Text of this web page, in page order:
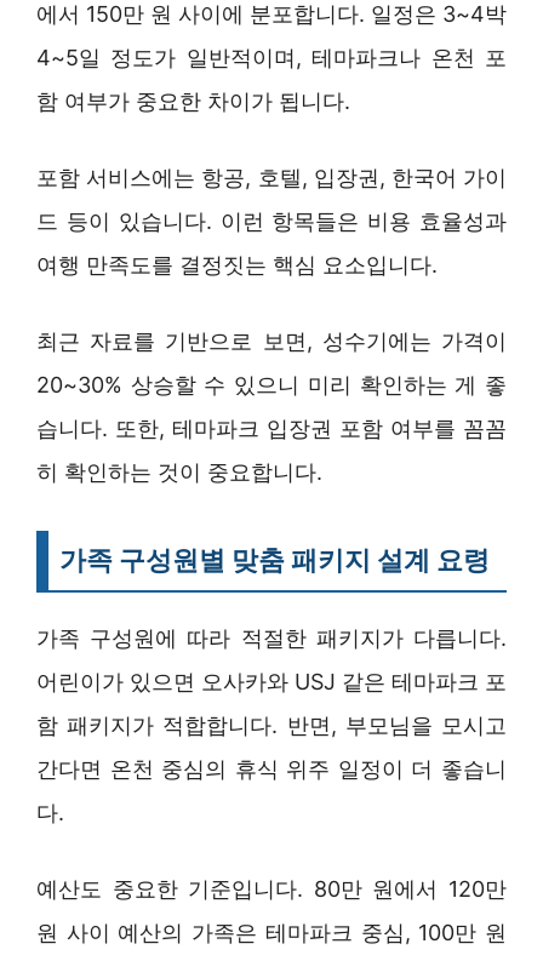
에서 150만 원 사이에 분포합니다. 일정은 3~4박
4~5일 정도가 일반적이며, 테마파크나 온천 포
함 여부가 중요한 차이가 됩니다.
포함 서비스에는 항공, 호텔, 입장권, 한국어 가이
드 등이 있습니다. 이런 항목들은 비용 효율성과
여행 만족도를 결정짓는 핵심 요소입니다.
최근 자료를 기반으로 보면, 성수기에는 가격이
20~30% 상승할 수 있으니 미리 확인하는 게 좋
습니다. 또한, 테마파크 입장권 포함 여부를 꼼꼼
히 확인하는 것이 중요합니다.
가족 구성원별 맞춤 패키지 설계 요령
가족 구성원에 따라 적절한 패키지가 다릅니다.
어린이가 있으면 오사카와 USJ 같은 테마파크 포
함 패키지가 적합합니다. 반면, 부모님을 모시고
간다면 온천 중심의 휴식 위주 일정이 더 좋습니
다.
예산도 중요한 기준입니다. 80만 원에서 120만
원 사이 예산의 가족은 테마파크 중심, 100만 원